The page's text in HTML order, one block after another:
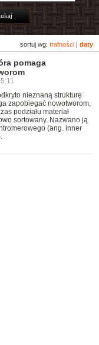
sortuj wg: trafności daty
pomaga
nieznaną strukturę
zapobiegać nowotworom,
podziału materiał
sortowany. Nazwano ją
(ang. inner